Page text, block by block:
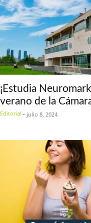
¡Estudia
verano de la
Editorial - julio 8, 2024